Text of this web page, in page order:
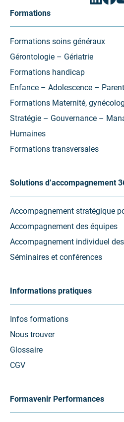
(ouvrir
Formations
Formations soins généraux
Gérontologie – Gériatrie
Formations handicap
Enfance – Adolescence –
Formations Maternité,
Stratégie – Gouvernance –
Humaines
Formations transversales
Solutions d’accompagnement
Accompagnement stratégique
Accompagnement des équipes
Accompagnement individuel
Séminaires et conférences
Informations pratiques
Infos formations
Nous trouver
Glossaire
CGV
Formavenir Performances